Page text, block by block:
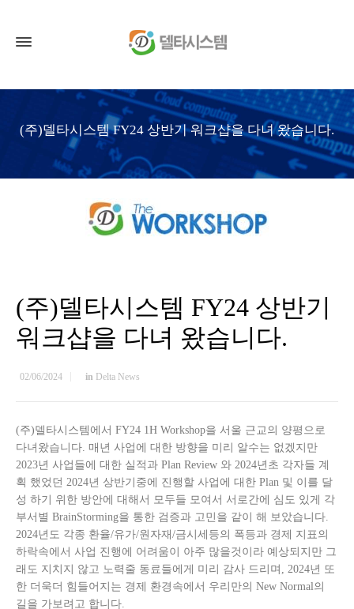
(주)델타시스템 FY24 상반기 워크샵을 다녀 왔습니다.
(주)델타시스템 FY24 상반기
워크샵을 다녀 왔습니다.
02/06/2024 in Delta News
(주)델타시스템에서 FY24 1H Workshop을 서울 근교의 양평으로
다녀왔습니다. 매년 사업에 대한 방향을 미리 알수는 없겠지만
2023년 사업들에 대한 실적과 Plan Review 와 2024년초 각자들 계
획 했었던 2024년 상반기중에 진행할 사업에 대한 Plan 및 이를 달
성 하기 위한 방안에 대해서 모두들 모여서 서로간에 심도 있게 각
부서별 BrainStorming을 통한 검증과 고민을 같이 해 보았습니다.
2024년도 각종 환율/유가/원자재/금시세등의 폭등과 경제 지표의
하락속에서 사업 진행에 어려움이 아주 많을것이라 예상되지만 그
래도 지치지 않고 노력줄 동료들에게 미리 감사 드리며, 2024년 또
한 더욱더 힘들어지는 경제 환경속에서 우리만의 New Normal의
길을 가보려고 합니다.